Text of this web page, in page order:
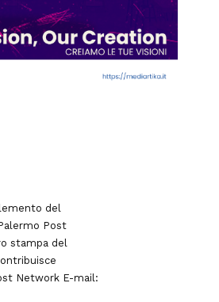
del
Post
stampa del
NetworkE-mail: